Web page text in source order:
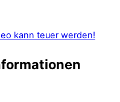
kann teuer werden!